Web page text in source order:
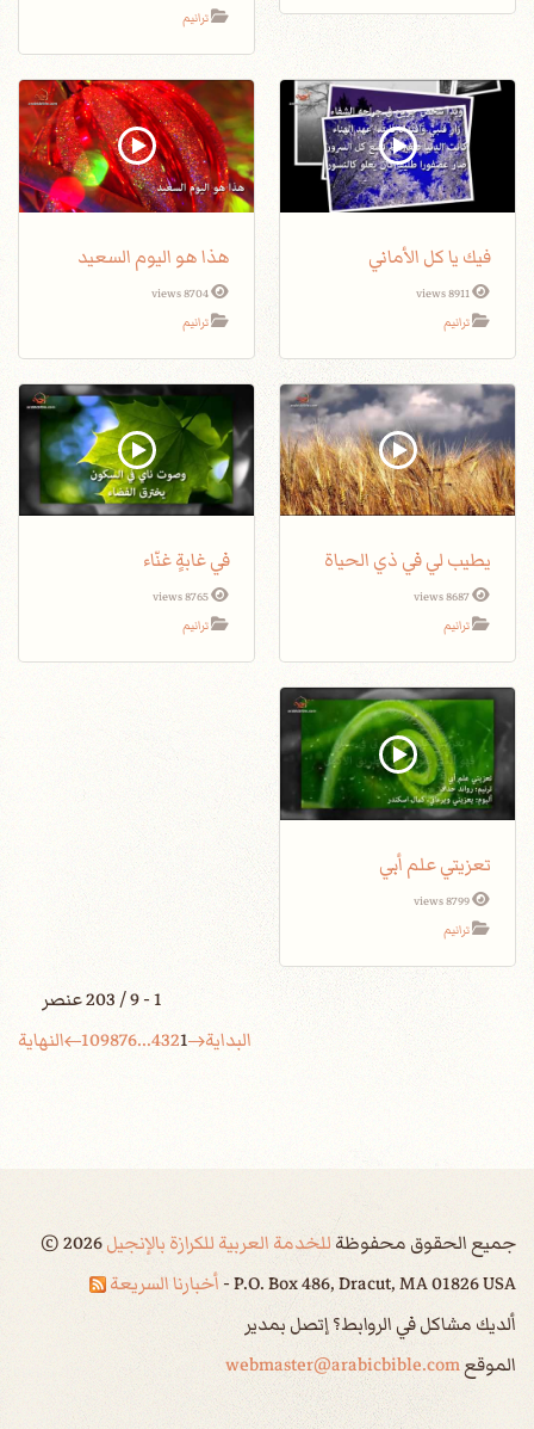
ترانيم
فيك يا كل الأماني
8911 views
ترانيم
هذا هو اليوم السعيد
8704 views
ترانيم
يطيب لي في ذي الحياة
8687 views
ترانيم
في غابةٍ غنّاء
8765 views
ترانيم
تعزيتي علم أبي
8799 views
ترانيم
1 - 9 / 203 عنصر
البداية
1
2
3
4
...
6
7
8
9
10 النهاية
جميع الحقوق محفوظةللخدمة العربية للكرازة بالإنجيل ©2026
P.O. Box 486, Dracut, MA 01826 USA - أخبارنا السريعة
ألديك مشاكل في الروابط؟ إتصل بمدير
الموقعwebmaster@arabicbible.com